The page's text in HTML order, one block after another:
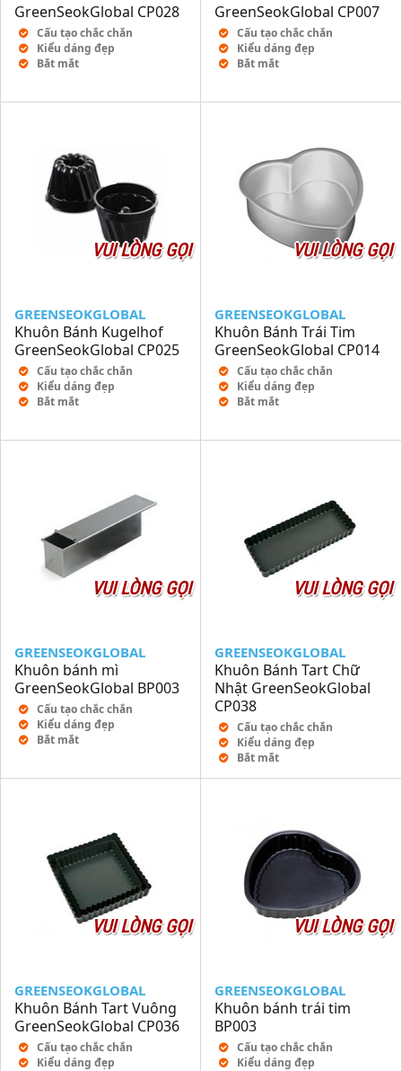
GreenSeokGlobal CP028
Cấu tạo chắc chắn
Kiểu dáng đẹp
Bắt mắt
GreenSeokGlobal CP007
Cấu tạo chắc chắn
Kiểu dáng đẹp
Bắt mắt
VUI LÒNG GỌI
GREENSEOKGLOBAL
Khuôn Bánh Kugelhof
GreenSeokGlobal CP025
Cấu tạo chắc chắn
Kiểu dáng đẹp
Bắt mắt
VUI LÒNG GỌI
GREENSEOKGLOBAL
Khuôn Bánh Trái Tim
GreenSeokGlobal CP014
Cấu tạo chắc chắn
Kiểu dáng đẹp
Bắt mắt
VUI LÒNG GỌI
GREENSEOKGLOBAL
Khuôn bánh mì
GreenSeokGlobal BP003
Cấu tạo chắc chắn
Kiểu dáng đẹp
Bắt mắt
VUI LÒNG GỌI
GREENSEOKGLOBAL
Khuôn Bánh Tart Chữ
Nhật GreenSeokGlobal
CP038
Cấu tạo chắc chắn
Kiểu dáng đẹp
Bắt mắt
VUI LÒNG GỌI
GREENSEOKGLOBAL
Khuôn Bánh Tart Vuông
GreenSeokGlobal CP036
Cấu tạo chắc chắn
Kiểu dáng đẹp
VUI LÒNG GỌI
GREENSEOKGLOBAL
Khuôn bánh trái tim
BP003
Cấu tạo chắc chắn
Kiểu dáng đẹp